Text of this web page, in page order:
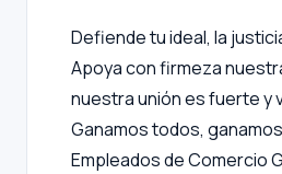
Defiende tu ideal, la
Apoya con firmeza
nuestra unión es fuerte y
Ganamos todos,
Empleados de Comercio